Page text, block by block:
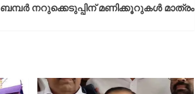
ബമ്പർ നറുക്കെടുപ്പിന് മണിക്കൂറുകൾ മാത്രം